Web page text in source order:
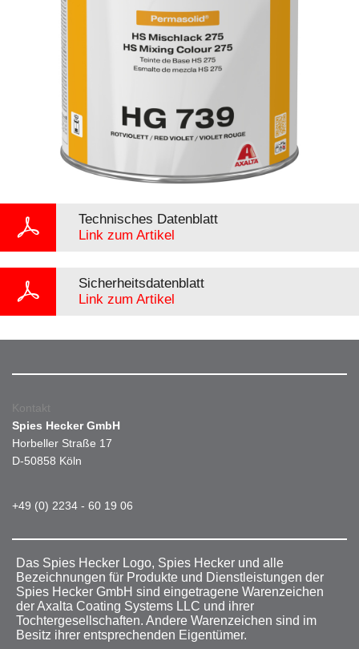
Technisches Datenblatt
Link zum Artikel
Sicherheitsdatenblatt
Link zum Artikel
Kontakt
Spies Hecker GmbH
Horbeller Straße 17
D-50858 Köln
+49 (0) 2234 - 60 19 06
Das Spies Hecker Logo, Spies Hecker und alle
Bezeichnungen für Produkte und Dienstleistungen der
Spies Hecker GmbH sind eingetragene Warenzeichen
der Axalta Coating Systems LLC und ihrer
Tochtergesellschaften. Andere Warenzeichen sind im
Besitz ihrer entsprechenden Eigentümer.